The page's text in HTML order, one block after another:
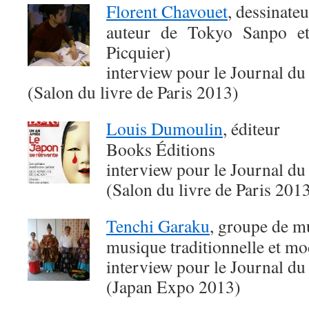
Florent Chavouet,
auteur de Tokyo Sanpo
Picquier)
interview pour le Journal du
(Salon du livre de Paris 2013)
Louis Dumoulin, éditeur
Books Éditions
interview pour le Journal du
(Salon du livre de Paris
Tenchi Garaku, groupe de
musique traditionnelle et
interview pour le Journal du
(Japan Expo 2013)